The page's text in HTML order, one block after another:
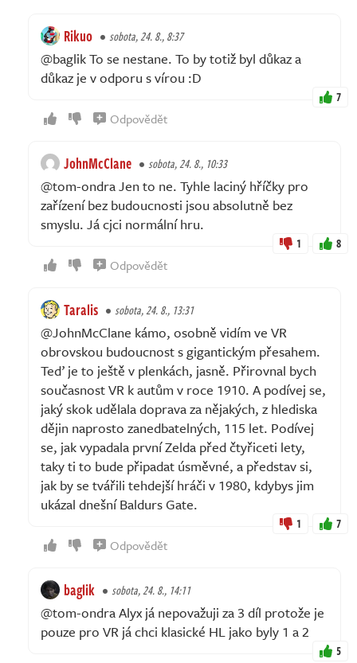
Rikuo sobota, 24. 8., 8:37
@baglik To se nestane. To by totiž byl důkaz a
důkaz je v odporu s vírou :D
7
Odpovědět
JohnMcClane sobota, 24. 8., 10:33
@tom-ondra Jen to ne. Tyhle laciný hříčky pro
zařízení bez budoucnosti jsou absolutně bez
smyslu. Já cjci normální hru.
1 8
Odpovědět
Taralis sobota, 24. 8., 13:31
@JohnMcClane kámo, osobně vidím ve VR
obrovskou budoucnost s gigantickým přesahem.
Teď je to ještě v plenkách, jasně. Přirovnal bych
současnost VR k autům v roce 1910. A podívej se,
jaký skok udělala doprava za nějakých, z hlediska
dějin naprosto zanedbatelných, 115 let. Podívej
se, jak vypadala první Zelda před čtyřiceti lety,
taky ti to bude připadat úsměvné, a představ si,
jak by se tvářili tehdejší hráči v 1980, kdybys jim
ukázal dnešní Baldurs Gate.
1 7
Odpovědět
baglik sobota, 24. 8., 14:11
@tom-ondra Alyx já nepovažuji za 3 díl protože je
pouze pro VR já chci klasické HL jako byly 1 a 2
5